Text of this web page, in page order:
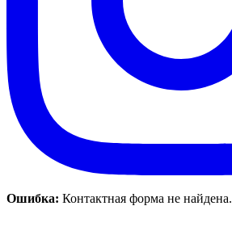
Ошибка: Контактная форма не найдена.